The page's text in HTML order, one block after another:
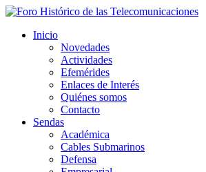
Inicio
Novedades
Actividades
Efemérides
Enlaces de Interés
Quiénes somos
Contacto
Sendas
Académica
Cables Submarinos
Defensa